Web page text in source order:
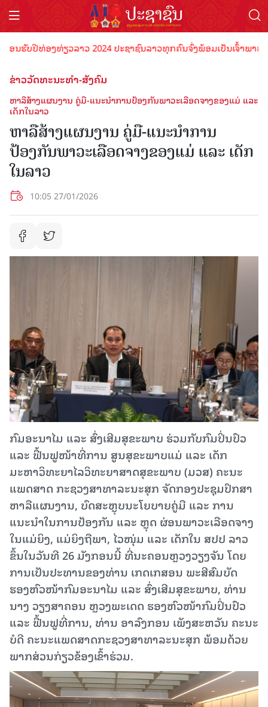
ບປີທ່ອງທ່ຽວລາວ 2024 ປະຊາຊົນລາວທຸກຄົນຈົ່ງພ້ອມເປັນເຈົ້າພາບທີ່ດີ
ຂ່າວວັດທະນະທຳ-ສັງຄົມ
ຫາລືສ້າງແຜນງານ ຄູ່ມື-ແນະນຳການປ້ອງກັນພາວະເລືອດຈາງຂອງແມ່ ແລະ
ເດັກໃນລາວ
ຫາລືສ້າງແຜນງານ ຄູ່ມື-ແນະນຳການ
ປ້ອງກັນພາວະເລືອດຈາງຂອງແມ່ ແລະ ເດັກ
ໃນລາວ
10:05 27/01/2026
ກົມອະນາໄມ ແລະ ສົ່ງເສີມສຸຂະພາບ ຮ່ວມກັບກົມປິ່ນປົວ
ແລະ ຟື້ນຟູໜ້າທີ່ການ ສູນສຸຂະພາບແມ່ ແລະ ເດັກ
ມະຫາວິທະຍາໄລວິທະຍາສາດສຸຂະພາບ (ມວສ) ຄະນະ
ແພດສາດ ກະຊວງສາທາລະນະສຸກ ຈັດກອງປະຊຸມປຶກສາ
ຫາລືແຜນງານ, ບົດສະຫຼຸບນະໂຍບາຍຄູ່ມື ແລະ ການ
ແນະນຳໃນການປ້ອງກັນ ແລະ ຫຼຸດ ຜ່ອນພາວະເລືອດຈາງ
ໃນແມ່ຍິງ, ແມ່ຍິງຖືພາ, ໄວໜຸ່ມ ແລະ ເດັກໃນ ສປປ ລາວ
ຂຶ້ນໃນວັນທີ 26 ມັງກອນນີ້ ທີ່ນະຄອນຫຼວງວຽງຈັນ ໂດຍ
ການເປັນປະທານຂອງທ່ານ ເກດເກສອນ ພະສີສົມບັດ
ຮອງຫົວໜ້າກົມອະນາໄມ ແລະ ສົ່ງເສີມສຸຂະພາບ, ທ່ານ
ນາງ ວຽງສາຄອນ ຫຼວງພະເດດ ຮອງຫົວໜ້າກົມປິ່ນປົວ
ແລະ ຟື້ນຟູທີ່ການ, ທ່ານ ອາລົງກອນ ເພັງສະຫວັນ ຄະນະ
ບໍດີ ຄະນະແພດສາດກະຊວງສາທາລະນະສຸກ ພ້ອມດ້ວຍ
ພາກສ່ວນກ່ຽວຂ້ອງເຂົ້າຮ່ວມ.